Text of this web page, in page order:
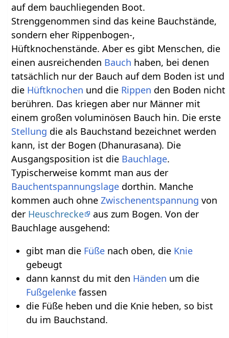
auf dem bauchliegenden Boot.
Strenggenommen sind das keine Bauchstände,
sondern eher Rippenbogen-,
Hüftknochenstände. Aber es gibt Menschen, die
einen ausreichenden Bauch haben, bei denen
tatsächlich nur der Bauch auf dem Boden ist und
die Hüftknochen und die Rippen den Boden nicht
berühren. Das kriegen aber nur Männer mit
einem großen voluminösen Bauch hin. Die erste
Stellung die als Bauchstand bezeichnet werden
kann, ist der Bogen (Dhanurasana). Die
Ausgangsposition ist die Bauchlage.
Typischerweise kommt man aus der
Bauchentspannungslage dorthin. Manche
kommen auch ohneZwischenentspannung von
der Heuschrecke
aus zum Bogen. Von der
Bauchlage ausgehend:
gibt man die Füßenach oben, die Knie
gebeugt
dann kannst du mit den Händen um die
Fußgelenkefassen
die Füße heben und die Knie heben, so bist
du im Bauchstand.